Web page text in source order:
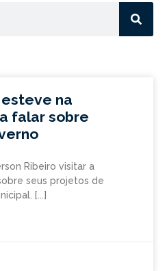
na
falar sobre
Ribeiro visitar a
seus projetos de